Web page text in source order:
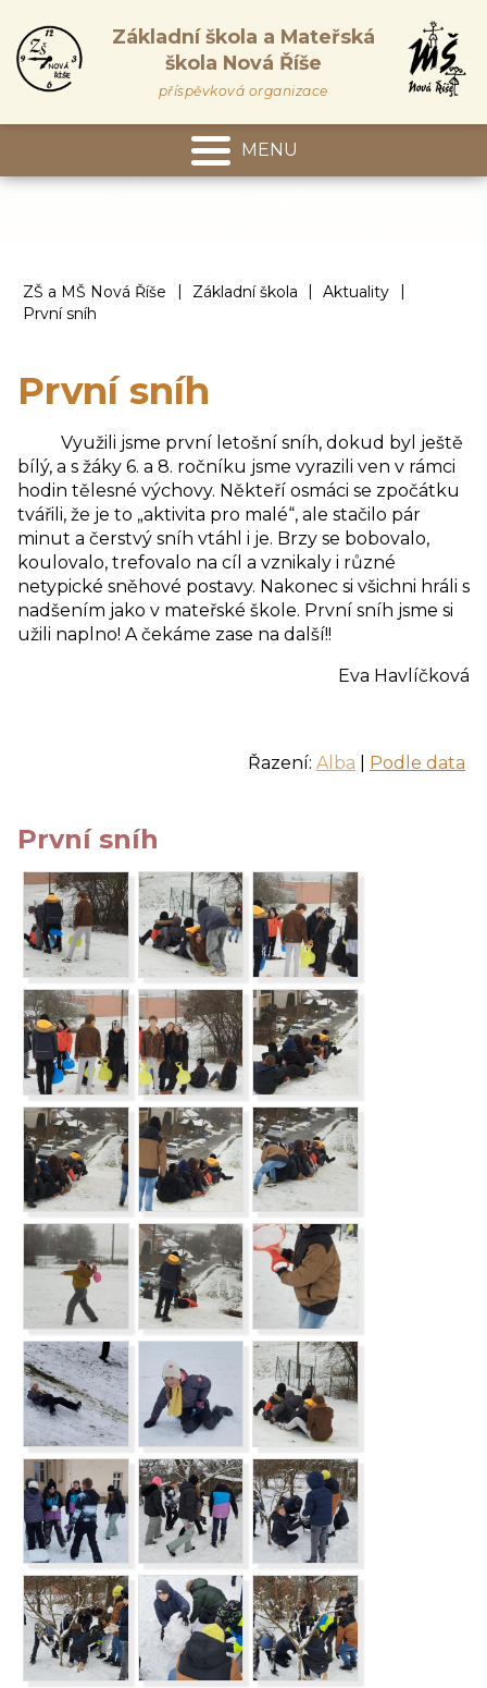
Základní škola a Mateřská
škola Nová Říše
příspěvková organizace
MENU
ZŠ a MŠ Nová Říše | Základní škola | Aktuality
|
První sníh
První sníh
Využili jsme první letošní sníh, dokud byl ještě
bílý, a s žáky 6. a 8. ročníku jsme vyrazili ven v rámci
hodin tělesné výchovy. Někteří osmáci se zpočátku
tvářili, že je to „aktivita pro malé“, ale stačilo pár
minut a čerstvý sníh vtáhl i je. Brzy se bobovalo,
koulovalo, trefovalo na cíl a vznikaly i různé
netypické sněhové postavy. Nakonec si všichni hráli s
nadšením jako v mateřské škole. První sníh jsme si
užili naplno! A čekáme zase na další!!
Eva Havlíčková
Řazení: Alba Podle data
První sníh